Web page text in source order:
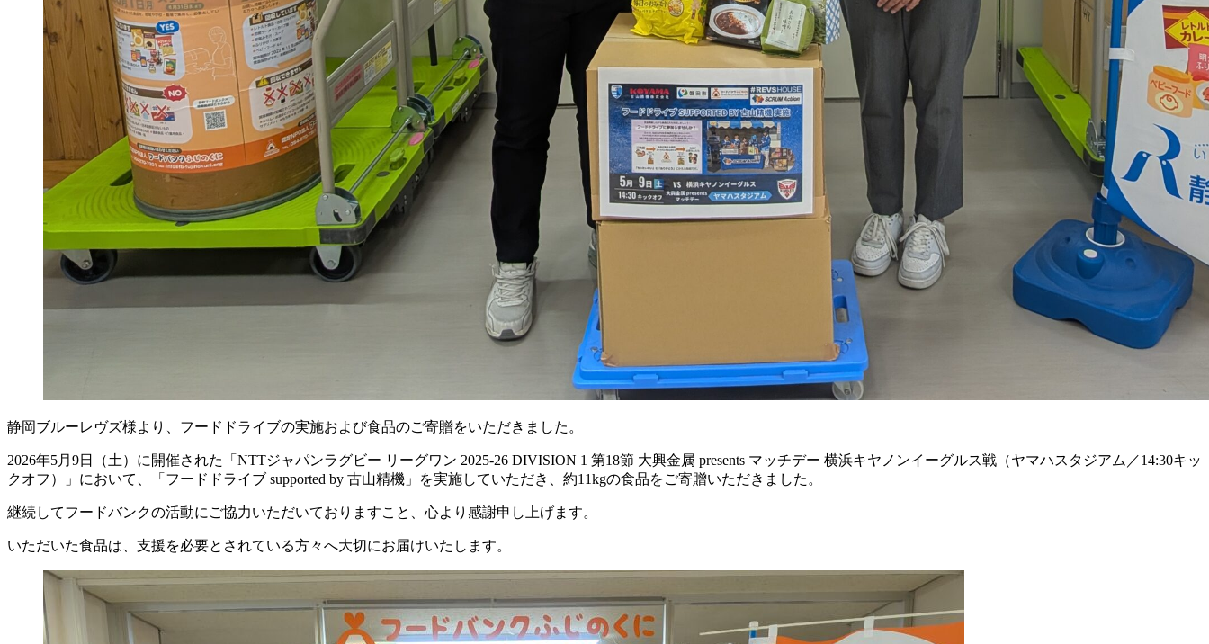
静岡ブルーレヴズ様より、フードドライブの実施および食品のご寄贈をいただきました。
2026年5月9日（土）に開催された「NTTジャパンラグビー リーグワン 2025-26 DIVISION 1 第18節 大興金属 presents マッチデー 横浜キヤノンイーグルス戦（ヤマハスタジアム／14:30キッ
クオフ）」において、「フードドライブ supported by 古山精機」を実施していただき、約11kgの食品をご寄贈いただきました。
継続してフードバンクの活動にご協力いただいておりますこと、心より感謝申し上げます。
いただいた食品は、支援を必要とされている方々へ大切にお届けいたします。